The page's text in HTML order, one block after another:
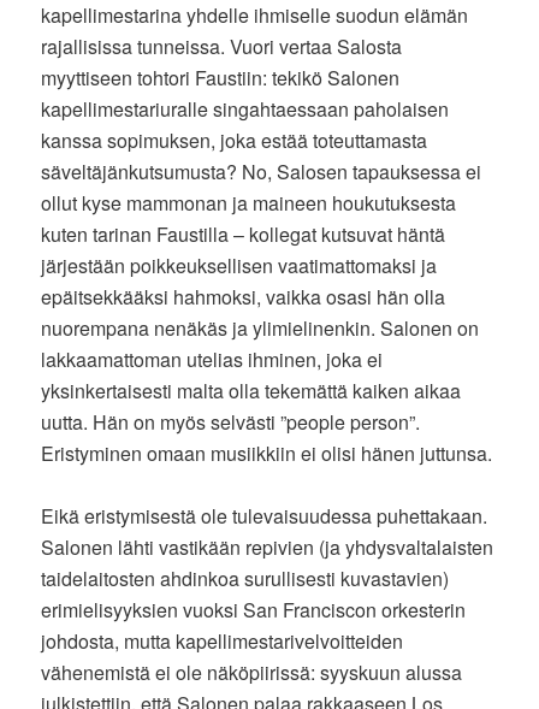
kapellimestarina yhdelle ihmiselle suodun elämän
rajallisissa tunneissa. Vuori vertaa Salosta
myyttiseen tohtori Faustiin: tekikö Salonen
kapellimestariuralle singahtaessaan paholaisen
kanssa sopimuksen, joka estää toteuttamasta
säveltäjänkutsumusta? No, Salosen tapauksessa ei
ollut kyse mammonan ja maineen houkutuksesta
kuten tarinan Faustilla – kollegat kutsuvat häntä
järjestään poikkeuksellisen vaatimattomaksi ja
epäitsekkääksi hahmoksi, vaikka osasi hän olla
nuorempana nenäkäs ja ylimielinenkin. Salonen on
lakkaamattoman utelias ihminen, joka ei
yksinkertaisesti malta olla tekemättä kaiken aikaa
uutta. Hän on myös selvästi ”people person”.
Eristyminen omaan musiikkiin ei olisi hänen juttunsa.
Eikä eristymisestä ole tulevaisuudessa puhettakaan.
Salonen lähti vastikään repivien (ja yhdysvaltalaisten
taidelaitosten ahdinkoa surullisesti kuvastavien)
erimielisyyksien vuoksi San Franciscon orkesterin
johdosta, mutta kapellimestarivelvoitteiden
vähenemistä ei ole näköpiirissä: syyskuun alussa